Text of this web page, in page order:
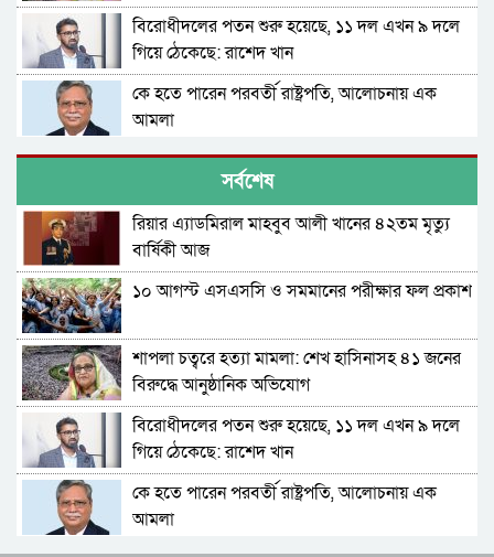
বিরোধীদলের পতন শুরু হয়েছে, ১১ দল এখন ৯ দলে
গিয়ে ঠেকেছে: রাশেদ খান
কে হতে পারেন পরবর্তী রাষ্ট্রপতি, আলোচনায় এক
আমলা
সিলেটে আদলত চত্বরে শিশু ফাহিমা হত্যা মামলার
আসামির ওপর ফের হামলা
এআই দিয়ে অশালীন ছবি ছড়ানোর অভিযোগ
সিলেটের কনটেন্ট ক্রিয়েটর রাফিয়ার
শাবিপ্রবিতে শিক্ষার্থীকে মারধর: ছাত্রদল নেতা হাসিবুর
সিলেটের ভাঙাচোরা সড়ক নিয়ে সিসিক প্রশাসকের
ক্ষোভ, দ্রুত সংস্কারের আহ্বান
নারী-কাণ্ডে জামায়াত থেকে বহিস্কার এমপি গাজী
নজরুল
সিলেটে ভাড়াটিয়াকে ‘ধর্ষণ’, কলোনির মালিক
কারাগারে
সর্বশেষ
রিয়ার এ্যাডমিরাল মাহবুব আলী খানের ৪২তম মৃত্যু
বার্ষিকী আজ
১০ আগস্ট এসএসসি ও সমমানের পরীক্ষার ফল প্রকাশ
শাপলা চত্বরে হত্যা মামলা: শেখ হাসিনাসহ ৪১ জনের
বিরুদ্ধে আনুষ্ঠানিক অভিযোগ
বিরোধীদলের পতন শুরু হয়েছে, ১১ দল এখন ৯ দলে
গিয়ে ঠেকেছে: রাশেদ খান
কে হতে পারেন পরবর্তী রাষ্ট্রপতি, আলোচনায় এক
আমলা